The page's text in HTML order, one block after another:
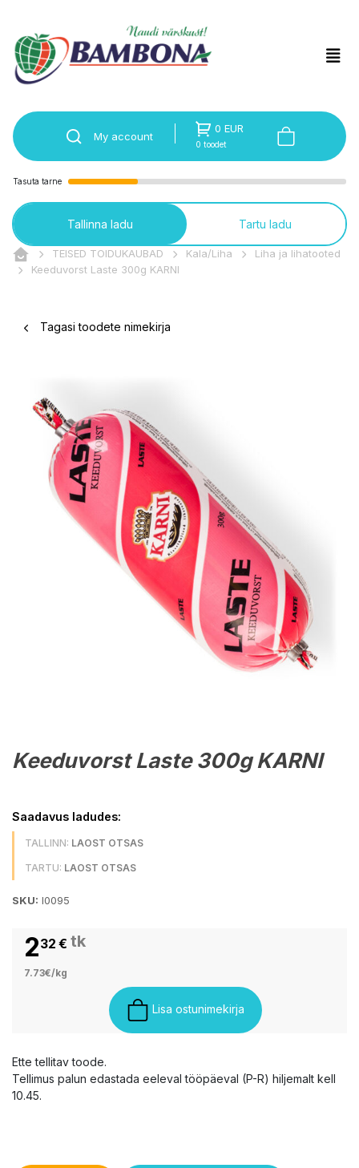
My account
0 EUR
0 toodet
Tasuta tarne
Tallinna ladu Tartu ladu
TEISED TOIDUKAUBAD Kala/Liha
Liha ja lihatooted
Keeduvorst Laste 300g KARNI
Tagasi toodete nimekirja
Keeduvorst Laste 300g KARNI
Saadavus ladudes:
TALLINN: LAOST OTSAS
TARTU: LAOST OTSAS
SKU: l0095
232 € tk
7.73€/kg
Lisa ostunimekirja
Ette tellitav toode.
Tellimus palun edastada eeleval tööpäeval (P-R) hiljemalt kell
10.45.